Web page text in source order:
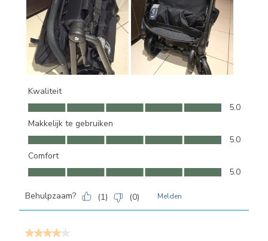
Kwaliteit
Kwaliteit, 5.0 van 5
5.0
Makkelijk te gebruiken
Makkelijk te gebruiken, 5.0 van 5
5.0
Comfort
Comfort, 5.0 van 5
5.0
Behulpzaam? (1) (0) Melden
4 van 5 sterren.